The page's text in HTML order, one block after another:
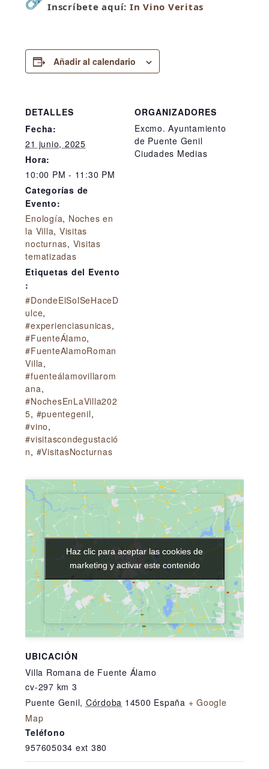
Inscríbete aquí: In Vino Veritas
Añadir al calendario
DETALLES
Fecha:
21 junio, 2025
Hora:
10:00 PM - 11:30 PM
Categorías de
Evento:
Enología, Noches en
la Villa, Visitas
nocturnas, Visitas
tematizadas
Etiquetas del Evento
:
#DondeElSolSeHaceD
ulce,
#experienciasunicas,
#FuenteÁlamo,
#FuenteAlamoRoman
Villa,
#fuenteálamovillarom
ana,
#NochesEnLaVilla202
5, #puentegenil,
#vino,
#visitascondegustació
n, #VisitasNocturnas
ORGANIZADORES
Excmo. Ayuntamiento
de Puente Genil
Ciudades Medias
UBICACIÓN
Villa Romana de Fuente Álamo
cv-297 km 3
Puente Genil, Córdoba 14500 España + Google
Map
Teléfono
957605034 ext 380
Haz clic para aceptar las cookies de
marketing y activar este contenido
Haz clic para aceptar las cookies de
marketing y activar este contenido